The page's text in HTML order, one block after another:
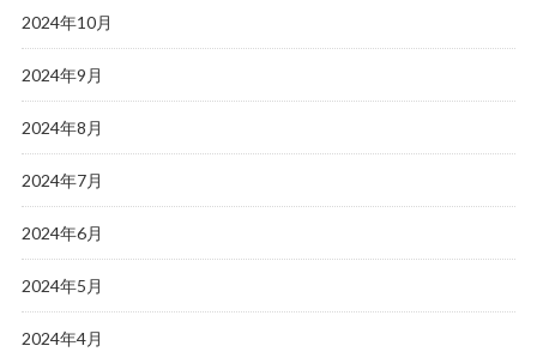
2024年10月
2024年9月
2024年8月
2024年7月
2024年6月
2024年5月
2024年4月